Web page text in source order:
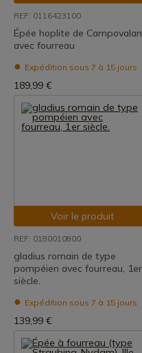
REF: 0116423100
Épée hoplite de
avec fourreau
Expédition sous 7 à 15 jours
189,99 €
Voir le produit
REF: 0180010800
gladius romain de type
pompéien avec fourreau, 1er
siècle.
Expédition sous 7 à 15 jours
139,99 €